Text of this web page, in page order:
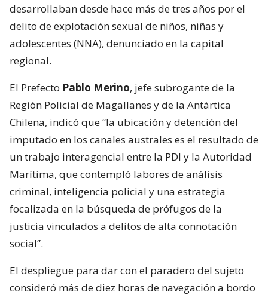
desarrollaban desde hace más de tres años por el
delito de explotación sexual de niños, niñas y
adolescentes (NNA), denunciado en la capital
regional.
El Prefecto Pablo Merino, jefe subrogante de la
Región Policial de Magallanes y de la Antártica
Chilena, indicó que “la ubicación y detención del
imputado en los canales australes es el resultado de
un trabajo interagencial entre la PDI y la Autoridad
Marítima, que contempló labores de análisis
criminal, inteligencia policial y una estrategia
focalizada en la búsqueda de prófugos de la
justicia vinculados a delitos de alta connotación
social”.
El despliegue para dar con el paradero del sujeto
consideró más de diez horas de navegación a bordo